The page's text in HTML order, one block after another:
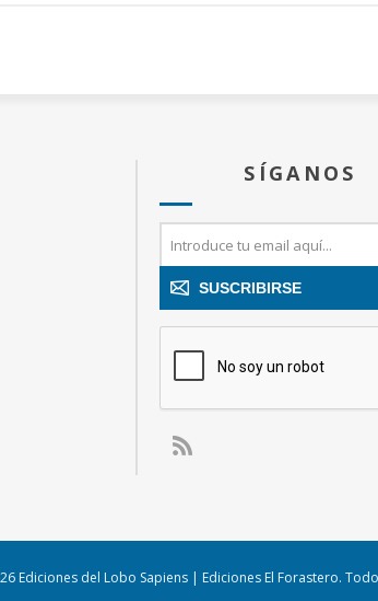
SÍGANOS
SUSCRIBIRSE
Ediciones del Lobo Sapiens | Ediciones El Forastero.